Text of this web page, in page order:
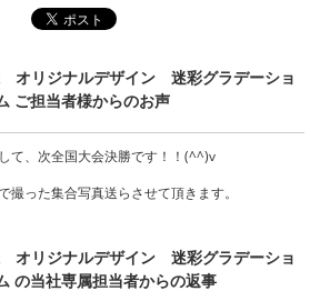
リジナルデザイン 迷彩グラデーショ
ご担当者様からのお声
て、次全国大会決勝です！！(^^)v
撮った集合写真送らさせて頂きます。
リジナルデザイン 迷彩グラデーショ
の当社専属担当者からの返事